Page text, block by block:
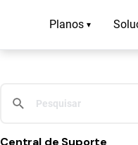
Planos ▾
Central de Suporte